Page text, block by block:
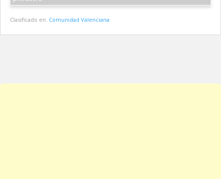
Clasificado en: Comunidad Valenciana